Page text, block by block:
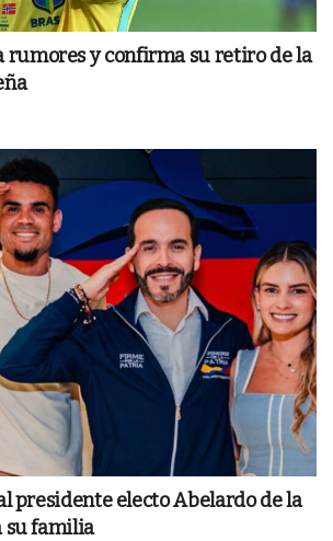
rumores y confirma su retiro de la
presidente electo Abelardo de la
su familia